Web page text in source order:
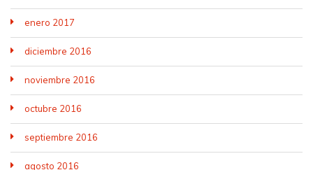
enero 2017
diciembre 2016
noviembre 2016
octubre 2016
septiembre 2016
agosto 2016